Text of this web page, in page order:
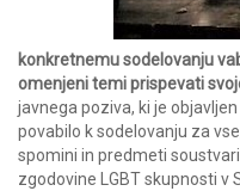
konkretnemu sodelovanju
omenjeni temi prispevati
javnega poziva, ki je
povabilo k sodelovanju za
spomini in predmeti
zgodovine LGBT skupnosti v